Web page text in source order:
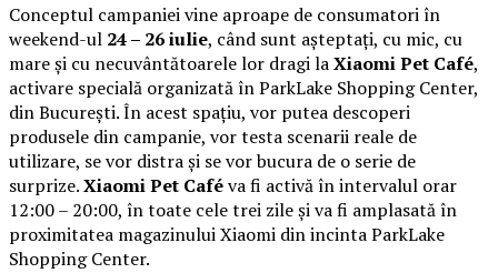
Conceptul campaniei vine aproape de consumatori în
weekend-ul 24 – 26 iulie, când sunt așteptați, cu mic, cu
mare și cu necuvântătoarele lor dragi laXiaomi Pet Café,
activare specială organizată în ParkLake Shopping Center,
din București. În acest spațiu, vor putea descoperi
produsele din campanie, vor testa scenarii reale de
utilizare, se vor distra și se vor bucura de o serie de
surprize.Xiaomi Pet Caféva fi activă în intervalul orar
12:00 – 20:00, în toate cele trei zile și va fi amplasată în
proximitatea magazinului Xiaomi din incinta ParkLake
Shopping Center.